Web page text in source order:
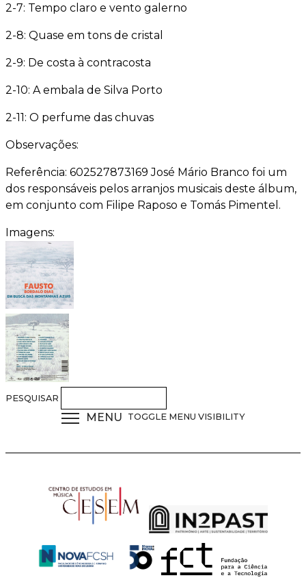
2-7: Tempo claro e vento galerno
2-8: Quase em tons de cristal
2-9: De costa à contracosta
2-10: A embala de Silva Porto
2-11: O perfume das chuvas
Observações:
Referência: 602527873169 José Mário Branco foi um
dos responsáveis pelos arranjos musicais deste álbum,
em conjunto com Filipe Raposo e Tomás Pimentel.
Imagens:
PESQUISAR
MENU TOGGLE MENU VISIBILITY